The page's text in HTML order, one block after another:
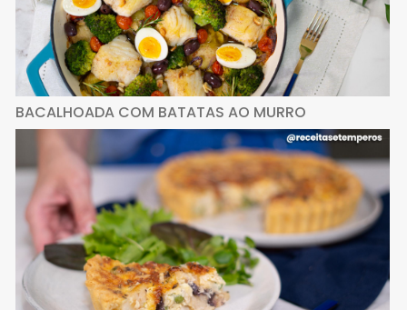
BACALHOADA COM BATATAS AO MURRO